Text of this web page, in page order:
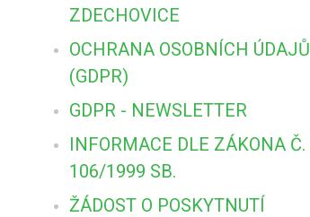
ZDECHOVICE
OCHRANA OSOBNÍCH ÚDAJŮ
(GDPR)
GDPR - NEWSLETTER
INFORMACE DLE ZÁKONA Č.
106/1999 SB.
ŽÁDOST O POSKYTNUTÍ